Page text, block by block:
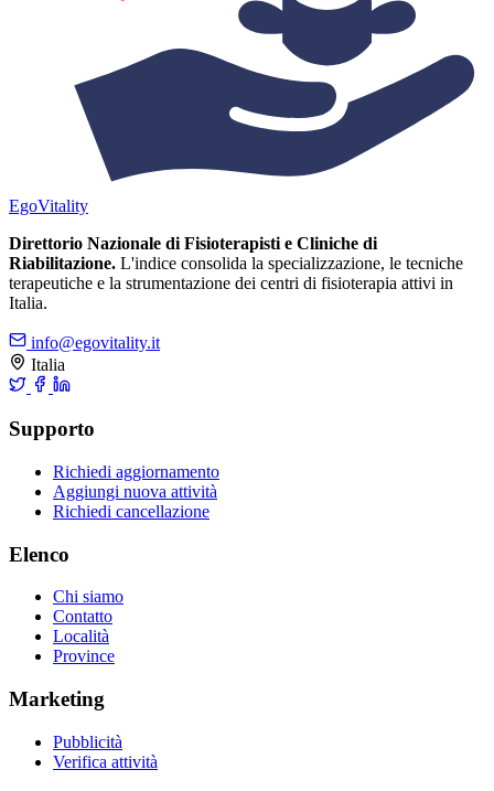
EgoVitality
Direttorio Nazionale di Fisioterapisti e Cliniche di
Riabilitazione. L'indice consolida la specializzazione, le tecniche
terapeutiche e la strumentazione dei centri di fisioterapia attivi in
Italia.
info@egovitality.it
Italia
Supporto
Richiedi aggiornamento
Aggiungi nuova attività
Richiedi cancellazione
Elenco
Chi siamo
Contatto
Località
Province
Marketing
Pubblicità
Verifica attività